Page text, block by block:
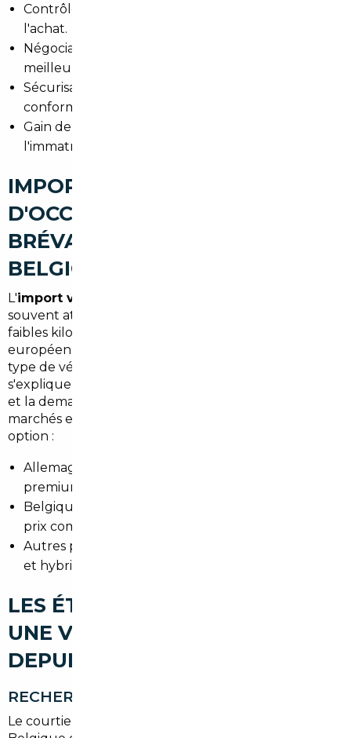
Contrôle qualité et historique approfondi avant
l'achat.
Négociation au nom de l'acheteur pour obtenir le
meilleur tarif.
Sécurisation administrative (contrat, factures, TVA,
conformité).
Gain de temps et expertise locale pour
l'immatriculation en 94.
IMPORT DE VOITURES
D'OCCASION À LIMEIL-
BRÉVANNES : ALLEMAGNE,
BELGIQUE ET EUROPE
L'import voiture Allemagne Limeil-Brévannes
souvent attractif pour les modèles premium et les
faibles kilométrages. La Belgique et d'autres pays
européens offrent aussi des opportunités selon le
type de véhicule recherché. Les différences de prix
s'expliquent par l'équipement, les niveaux de finition
et la demande locale. Un courtier compare les
marchés européens pour proposer la meilleure
option :
Allemagne : large choix de berlines et de SUV
premium, historique bien documenté.
Belgique : véhicules souvent bien entretenus et
prix compétitifs.
Autres pays européens : niches pour les citadines
et hybrides.
LES ÉTAPES POUR IMPORTER
UNE VOITURE D'OCCASION
DEPUIS LIMEIL-BRÉVANNES
RECHERCHE DU VÉHICULE
Le courtier cible les annonces fiables en Allemagne,